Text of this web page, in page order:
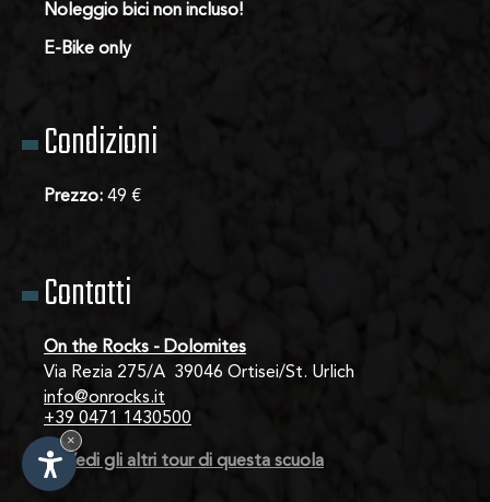
Noleggio bici non incluso!
E-Bike only
Condizioni
Prezzo: 49 €
Contatti
On the Rocks - Dolomites
Via Rezia 275/A  39046 Ortisei/St. Urlich
info@onrocks.it
+39 0471 1430500
→ Vedi gli altri tour di questa scuola
×